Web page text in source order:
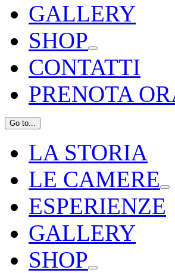
GALLERY
SHOP
CONTATTI
PRENOTA
Go to...
LA STORIA
LE CAMERE
ESPERIENZE
GALLERY
SHOP